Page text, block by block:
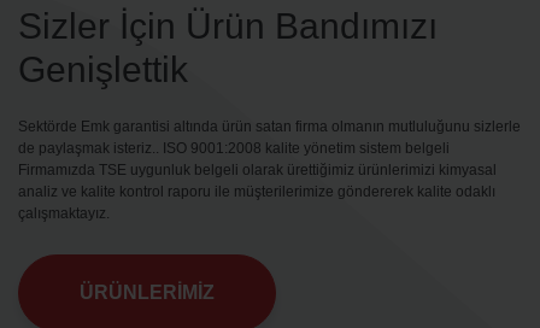
Sizler İçin Ürün Bandımızı
Genişlettik
Sektörde Emk garantisi altında ürün satan firma olmanın mutluluğunu sizlerle
de paylaşmak isteriz.. ISO 9001:2008 kalite yönetim sistem belgeli
Firmamızda TSE uygunluk belgeli olarak ürettiğimiz ürünlerimizi kimyasal
analiz ve kalite kontrol raporu ile müşterilerimize göndererek kalite odaklı
çalışmaktayız.
ÜRÜNLERİMİZ